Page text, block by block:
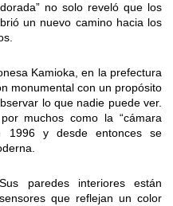
no solo reveló que los
un nuevo camino hacia los
Kamioka, en la prefectura
monumental con un propósito
lo que nadie puede ver.
muchos como la “cámara
1996 y desde entonces se
paredes interiores están
que reflejan un color